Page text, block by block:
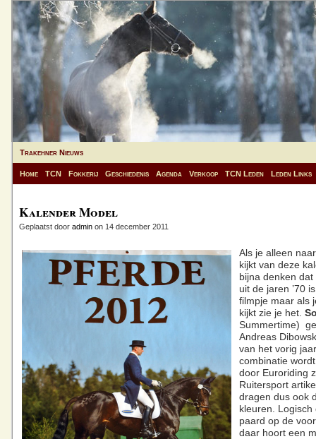
Trakehner Nieuws
Home TCN Fokkerij Geschiedenis Agenda Verkoop TCN Leden Leden Links
Kalender Model
Geplaatst door admin on 14 december 2011
Als je alleen
kijkt van deze
bijna denken
uit de jaren ’70
filmpje maar als
kijkt zie je het.
Summertime)
Andreas
van het vorig
combinatie
door Euroriding
Ruitersport
dragen dus ook
kleuren. Logisch
paard op de
daar hoort een